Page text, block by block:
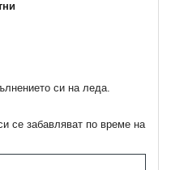
си на леда.
се забавляват по време на